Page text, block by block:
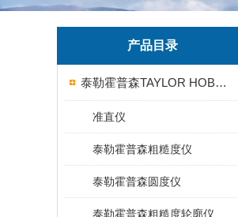
产品目录
泰勒霍普森TAYLOR HOBSON粗糙度仪
准直仪
泰勒霍普森粗糙度仪
泰勒霍普森圆度仪
泰勒霍普森粗糙度轮廓仪